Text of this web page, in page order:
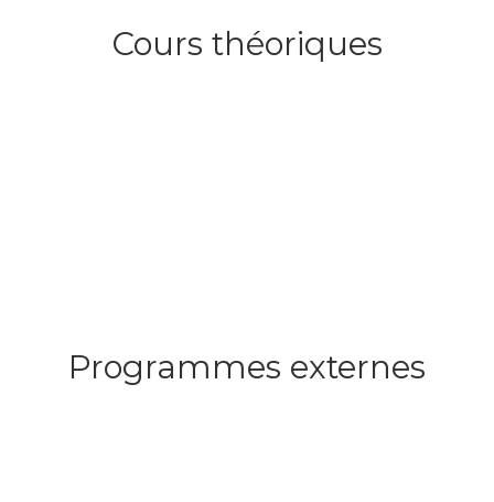
Cours théoriques
Programmes externes